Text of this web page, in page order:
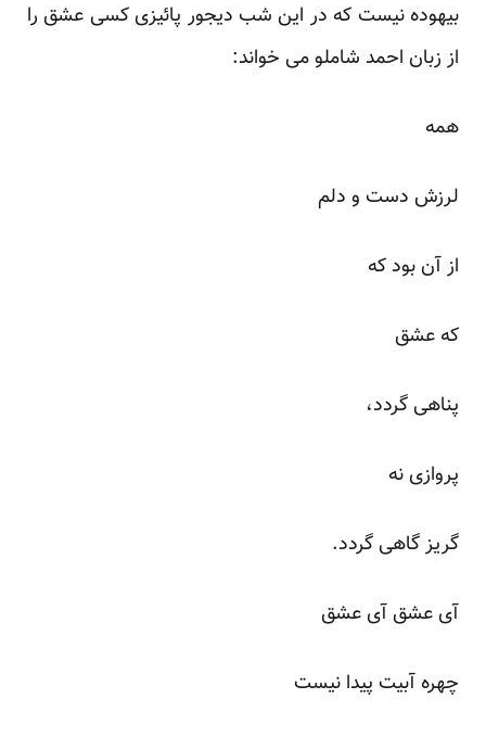
بیهوده نیست که در این شب دیجور پائیزی کسی عشق را
از زبان احمد شاملو می خواند:
همه
لرزش دست و دلم
از آن بود که
که عشق
پناهی گردد،
پروازی نه
گریز گاهی گردد.
آی عشق آی عشق
چهره آبیت پیدا نیست